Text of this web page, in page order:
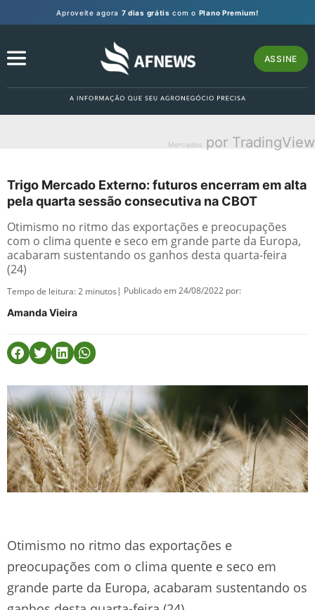
Aproveite agora 7 dias grátis com o Plano Premium!
ASSINE
Mercados por TradingView
Trigo Mercado Externo: futuros encerram em alta
pela quarta sessão consecutiva na CBOT
Otimismo no ritmo das exportações e preocupações
com o clima quente e seco em grande parte da Europa,
acabaram sustentando os ganhos desta quarta-feira
(24)
Tempo de leitura:2 minutos | Publicado em 24/08/2022 por:
Amanda Vieira
Otimismo no ritmo das exportações e
preocupações com o clima quente e seco em
grande parte da Europa, acabaram sustentando os